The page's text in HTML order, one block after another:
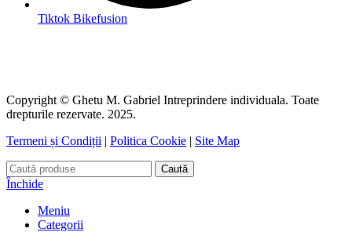
Tiktok Bikefusion
Copyright © Ghetu M. Gabriel Intreprindere individuala. Toate
drepturile rezervate. 2025.
Termeni și Condiții | Politica Cookie | Site Map
Caută
Închide
Meniu
Categorii